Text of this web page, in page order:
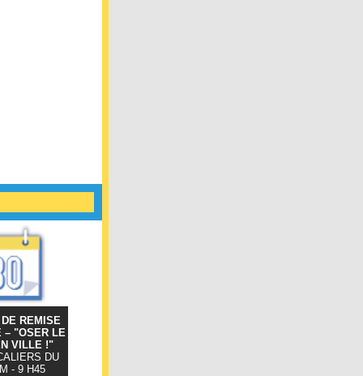
REMISE
– "OSER LE
VILLE !"
DU
- 9 H45